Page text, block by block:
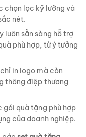
chọn lọc kỹ lưỡng và
nét.
luôn sẵn sàng hỗ trợ
phù hợp, từ ý tưởng
in logo mà còn
thông điệp thương
gói quà tặng phù hợp
của doanh nghiệp.